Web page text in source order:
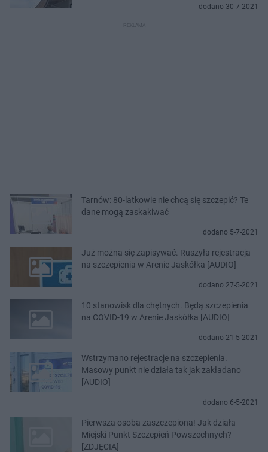
dodano 30-7-2021
Tarnów: 80-latkowie nie chcą się szczepić? Te
dane mogą zaskakiwać
dodano 5-7-2021
Już można się zapisywać. Ruszyła rejestracja
na szczepienia w Arenie Jaskółka [AUDIO]
dodano 27-5-2021
10 stanowisk dla chętnych. Będą szczepienia
na COVID-19 w Arenie Jaskółka [AUDIO]
dodano 21-5-2021
Wstrzymano rejestracje na szczepienia.
Masowy punkt nie działa tak jak zakładano
[AUDIO]
dodano 6-5-2021
Pierwsza osoba zaszczepiona! Jak działa
Miejski Punkt Szczepień Powszechnych?
[ZDJĘCIA]